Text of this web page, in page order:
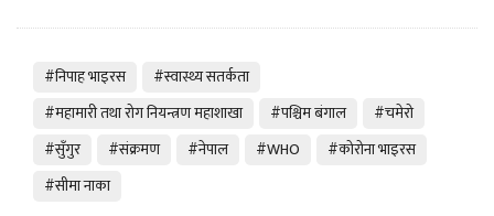
#निपाह भाइरस
#स्वास्थ्य सतर्कता
#महामारी तथा रोग नियन्त्रण महाशाखा
#पश्चिम बंगाल
#चमेरो
#सुँगुर
#संक्रमण #नेपाल #WHO
#कोरोना भाइरस
#सीमा नाका